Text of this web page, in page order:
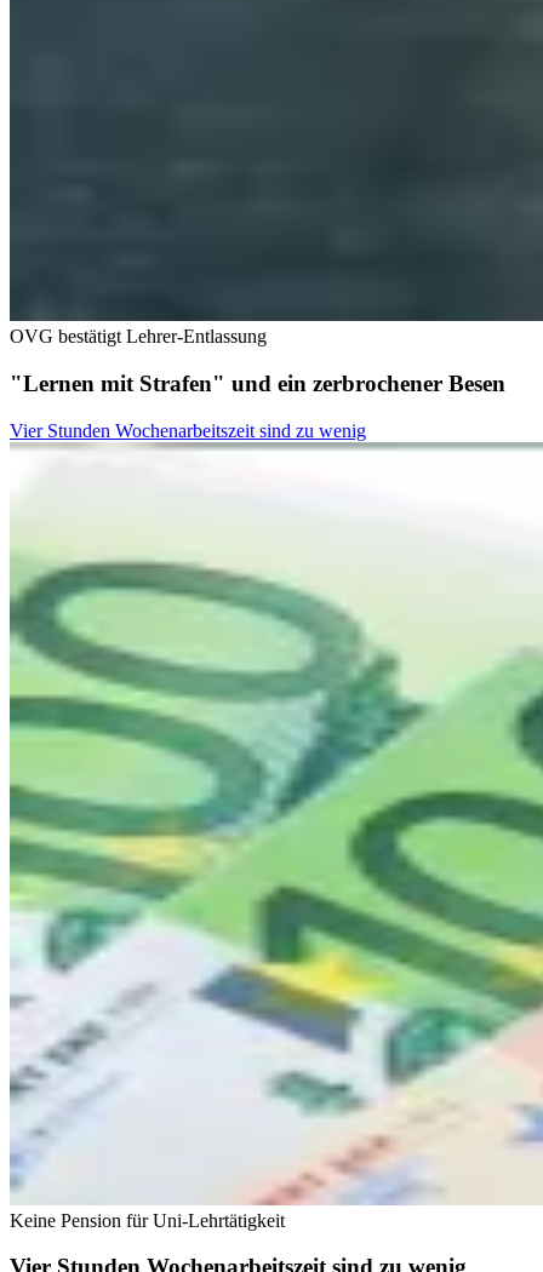
OVG bestätigt Lehrer-Entlassung
"Lernen mit Strafen" und ein zerbrochener Besen
Vier Stunden Wochenarbeitszeit sind zu wenig
Keine Pension für Uni-Lehrtätigkeit